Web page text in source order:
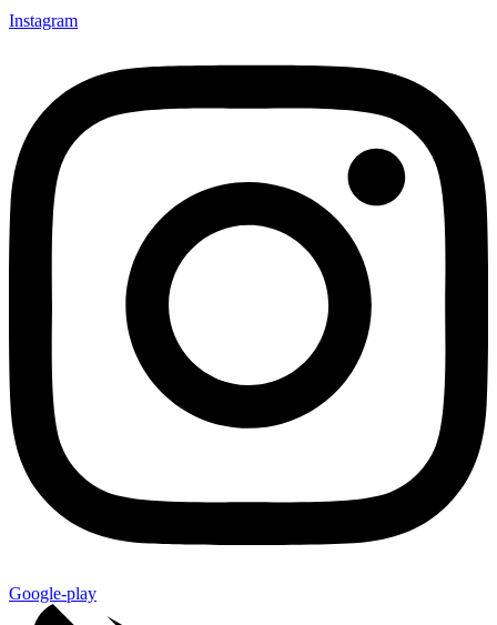
Instagram
Google-play